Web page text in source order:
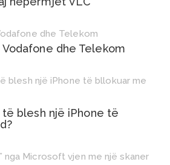
dhe Telekom
blesh një iPhone të